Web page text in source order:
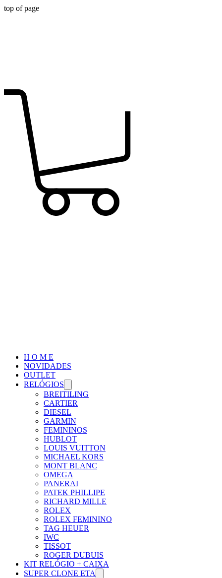
top of page
H O M E
NOVIDADES
OUTLET
RELÓGIOS
BREITILING
CARTIER
DIESEL
GARMIN
FEMININOS
HUBLOT
LOUIS VUITTON
MICHAEL KORS
MONT BLANC
OMEGA
PANERAI
PATEK PHILLIPE
RICHARD MILLE
ROLEX
ROLEX FEMININO
TAG HEUER
IWC
TISSOT
ROGER DUBUIS
KIT RELÓGIO + CAIXA
SUPER CLONE ETA